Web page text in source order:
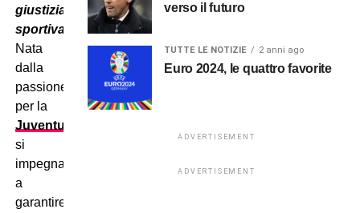
giustizia
sportiva
Nata
dalla
passione
per la
Juventus
si
impegna
a
garantire
verso il futuro
TUTTE LE NOTIZIE 2 anni ago
Euro 2024, le quattro favorite
ADVERTISEMENT
ADVERTISEMENT